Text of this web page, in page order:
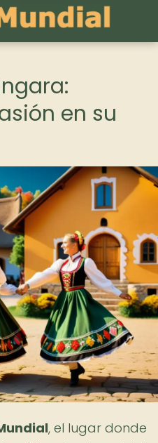
en su
, el lugar donde